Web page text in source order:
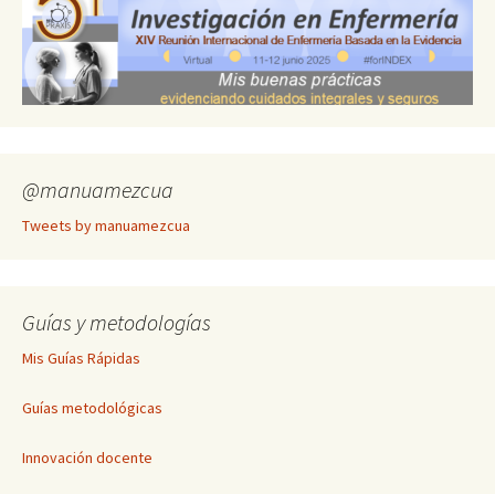
@manuamezcua
Tweets by manuamezcua
Guías y metodologías
Mis Guías Rápidas
Guías metodológicas
Innovación docente